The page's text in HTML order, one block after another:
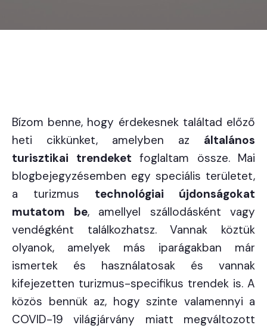
Bízom benne, hogy érdekesnek találtad előző
heti cikkünket, amelyben az általános
turisztikai trendeket foglaltam össze. Mai
blogbejegyzésemben egy speciális területet,
a turizmus technológiai újdonságokat
mutatom be, amellyel szállodásként vagy
vendégként találkozhatsz. Vannak köztük
olyanok, amelyek más iparágakban már
ismertek és használatosak és vannak
kifejezetten turizmus-specifikus trendek is. A
közös bennük az, hogy szinte valamennyi a
COVID-19 világjárvány miatt megváltozott